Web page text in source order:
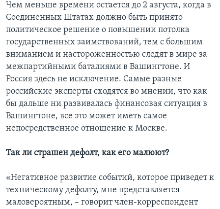
Чем меньше времени остается до 2 августа, когда в
Соединенных Штатах должно быть принято
политическое решение о повышении потолка
государственных заимствований, тем с большим
вниманием и настороженностью следят в мире за
межпартийными баталиями в Вашингтоне. И
Россия здесь не исключение. Самые разные
российские эксперты сходятся во мнении, что как
бы дальше ни развивалась финансовая ситуация в
Вашингтоне, все это может иметь самое
непосредственное отношение к Москве.
Так ли страшен дефолт, как его малюют?
«Негативное развитие событий, которое приведет к
техническому дефолту, мне представляется
маловероятным, – говорит член-корреспондент